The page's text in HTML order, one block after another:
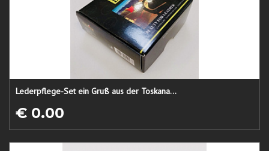
Lederpflege-Set ein Gruß aus der Toskana...
€ 0.00